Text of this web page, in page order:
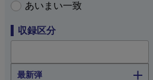
あいまい一致
収録区分
最新弾